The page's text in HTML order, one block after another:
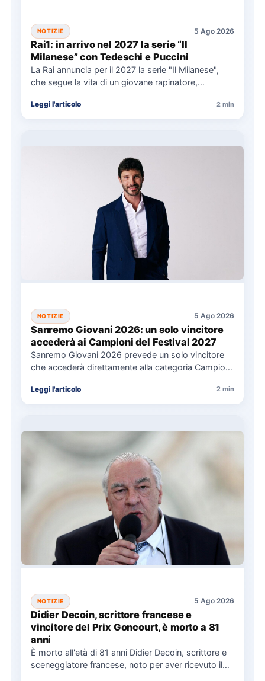
NOTIZIE 5 Ago 2026
Rai1: in arrivo nel 2027 la serie “Il
Milanese” con Tedeschi e Puccini
La Rai annuncia per il 2027 la serie "Il Milanese",
che segue la vita di un giovane rapinatore,…
Leggi l'articolo 2 min
NOTIZIE 5 Ago 2026
Sanremo Giovani 2026: un solo vincitore
accederà ai Campioni del Festival 2027
Sanremo Giovani 2026 prevede un solo vincitore
che accederà direttamente alla categoria Campioni
Leggi l'articolo 2 min
NOTIZIE 5 Ago 2026
Didier Decoin, scrittore francese e
vincitore del Prix Goncourt, è morto a 81
anni
È morto all'età di 81 anni Didier Decoin, scrittore e
sceneggiatore francese, noto per aver ricevuto il